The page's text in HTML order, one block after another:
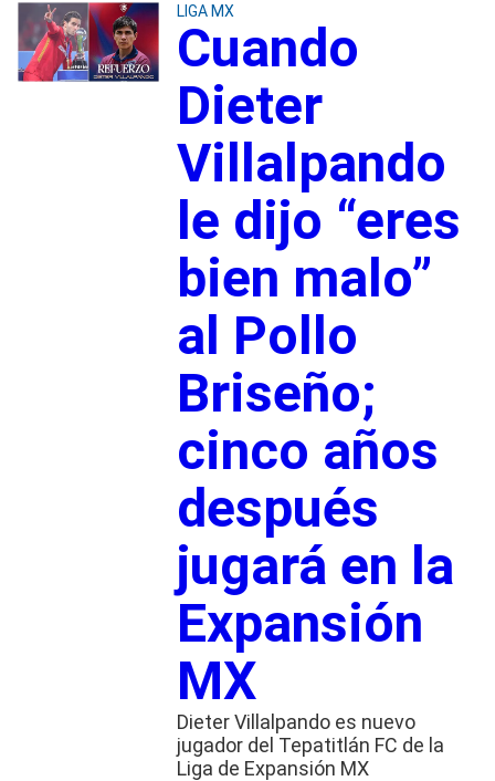
LIGA MX
Cuando
Dieter
Villalpando
le dijo “eres
bien malo”
al Pollo
Briseño;
cinco años
después
jugará en la
Expansión
MX
Dieter Villalpando es nuevo
jugador del Tepatitlán FC de la
Liga de Expansión MX